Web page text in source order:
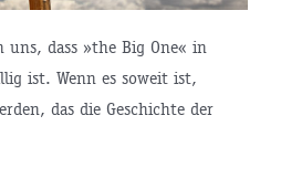
uns, dass »the Big One« in
ist. Wenn es soweit ist,
das die Geschichte der